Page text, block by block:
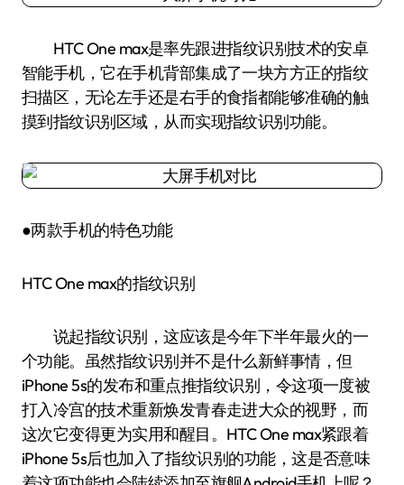
HTC One max是率先跟进指纹识别技术的安卓
智能手机，它在手机背部集成了一块方方正的指纹
扫描区，无论左手还是右手的食指都能够准确的触
摸到指纹识别区域，从而实现指纹识别功能。
●两款手机的特色功能
HTC One max的指纹识别
说起指纹识别，这应该是今年下半年最火的一
个功能。虽然指纹识别并不是什么新鲜事情，但
iPhone 5s的发布和重点推指纹识别，令这项一度被
打入冷宫的技术重新焕发青春走进大众的视野，而
这次它变得更为实用和醒目。HTC One max紧跟着
iPhone 5s后也加入了指纹识别的功能，这是否意味